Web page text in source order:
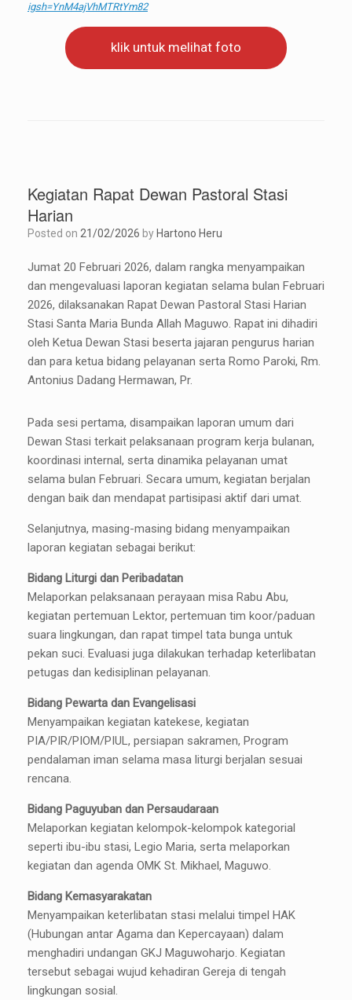
igsh=YnM4ajVhMTRtYm82
klik untuk melihat foto
Kegiatan Rapat Dewan Pastoral Stasi
Harian
Posted on 21/02/2026 byHartono Heru
Jumat 20 Februari 2026, dalam rangka menyampaikan
dan mengevaluasi laporan kegiatan selama bulan Februari
2026, dilaksanakan Rapat Dewan Pastoral Stasi Harian
Stasi Santa Maria Bunda Allah Maguwo. Rapat ini dihadiri
oleh Ketua Dewan Stasi beserta jajaran pengurus harian
dan para ketua bidang pelayanan serta Romo Paroki, Rm.
Antonius Dadang Hermawan, Pr.
Pada sesi pertama, disampaikan laporan umum dari
Dewan Stasi terkait pelaksanaan program kerja bulanan,
koordinasi internal, serta dinamika pelayanan umat
selama bulan Februari. Secara umum, kegiatan berjalan
dengan baik dan mendapat partisipasi aktif dari umat.
Selanjutnya, masing-masing bidang menyampaikan
laporan kegiatan sebagai berikut:
Bidang Liturgi dan Peribadatan
Melaporkan pelaksanaan perayaan misa Rabu Abu,
kegiatan pertemuan Lektor, pertemuan tim koor/paduan
suara lingkungan, dan rapat timpel tata bunga untuk
pekan suci. Evaluasi juga dilakukan terhadap keterlibatan
petugas dan kedisiplinan pelayanan.
Bidang Pewarta dan Evangelisasi
Menyampaikan kegiatan katekese, kegiatan
PIA/PIR/PIOM/PIUL, persiapan sakramen, Program
pendalaman iman selama masa liturgi berjalan sesuai
rencana.
Bidang Paguyuban dan Persaudaraan
Melaporkan kegiatan kelompok-kelompok kategorial
seperti ibu-ibu stasi, Legio Maria, serta melaporkan
kegiatan dan agenda OMK St. Mikhael, Maguwo.
Bidang Kemasyarakatan
Menyampaikan keterlibatan stasi melalui timpel HAK
(Hubungan antar Agama dan Kepercayaan) dalam
menghadiri undangan GKJ Maguwoharjo. Kegiatan
tersebut sebagai wujud kehadiran Gereja di tengah
lingkungan sosial.